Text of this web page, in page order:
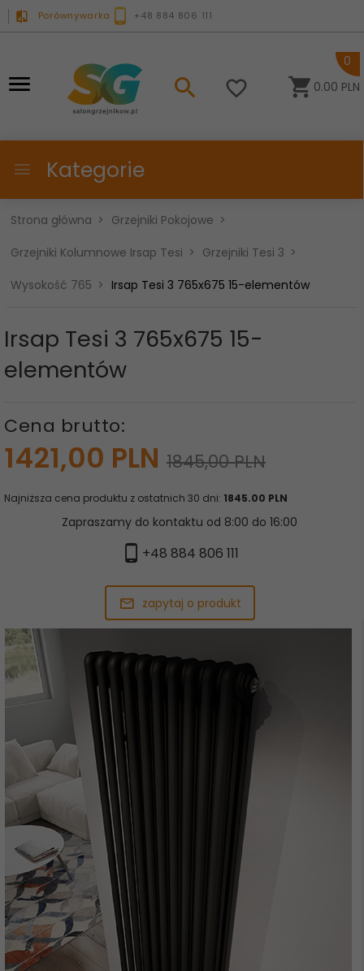
Porównywarka +48 884 806 111
0.00 PLN
0
Kategorie
Strona główna
Grzejniki Pokojowe
Grzejniki Kolumnowe Irsap Tesi
Grzejniki Tesi 3
Wysokość 765
Irsap Tesi 3 765x675 15-elementów
Irsap Tesi 3 765x675 15-
elementów
Cena brutto:
1421,00 PLN 1845,00 PLN
Najniższa cena produktu z ostatnich 30 dni: 1845.00 PLN
Zapraszamy do kontaktu od 8:00 do 16:00
+48 884 806 111
zapytaj o produkt